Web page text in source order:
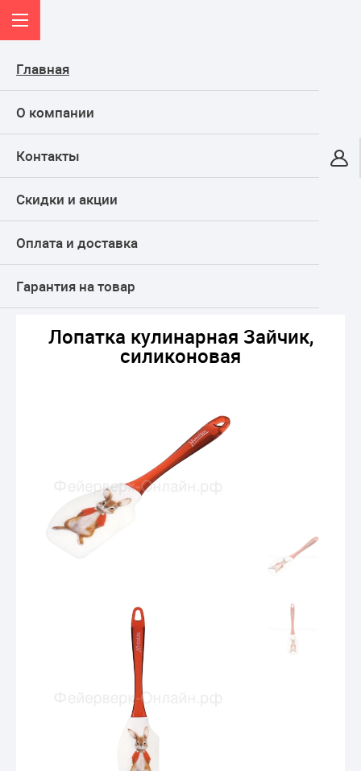
Главная
О компании
Контакты
Скидки и акции
Оплата и доставка
Гарантия на товар
Онлайн-гипермаркет
КАТАЛОГ
Инструменты для готовки
Лопатка кулинарная Зайчик, силиконовая
Лопатка кулинарная Зайчик,
силиконовая